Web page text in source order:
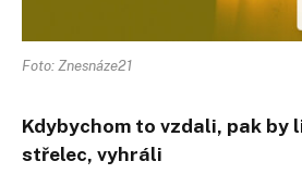
Foto: Znesnáze21
Kdybychom to vzdali, pak by
střelec, vyhráli